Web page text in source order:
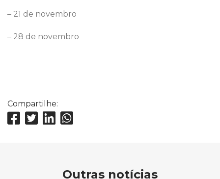
– 21 de novembro
– 28 de novembro
Compartilhe:
Outras notícias